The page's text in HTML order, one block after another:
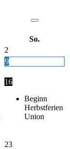
So.
2
9
16
Beginn
Herbstferien
Union
23